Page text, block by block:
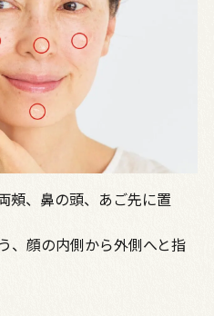
頰、鼻の頭、あご先に置
、顔の内側から外側へと指